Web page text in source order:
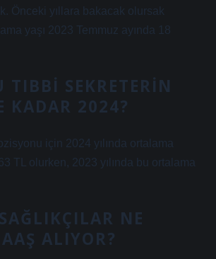
Önceki yıllara bakacak olursak
yaşı 2023 Temmuz ayında 18
TIBBI SEKRETERIN
KADAR 2024?
için 2024 yılında ortalama
TL olurken, 2023 yılında bu ortalama
NE
ALIYOR?